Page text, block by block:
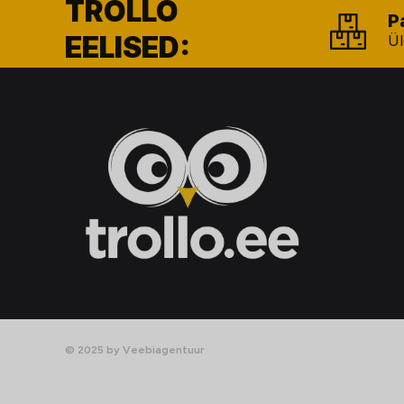
TROLLO
EELISED:
© 2025 by Veebiagentuur